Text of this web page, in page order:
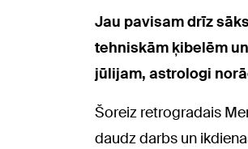
Jau pavisam drīz
tehniskām ķibelēm
jūlijam, astrologi
Šoreiz retrogradais
daudz darbs un